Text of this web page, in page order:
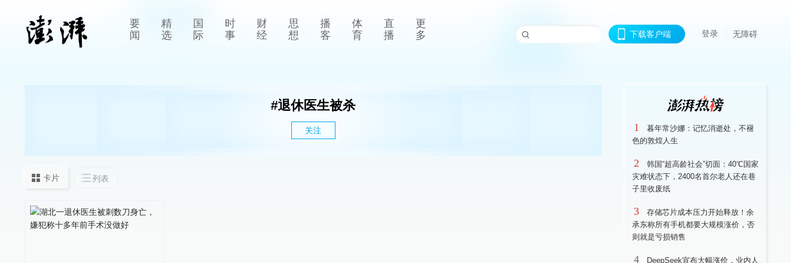
要
闻
精
选
国
际
时
事
财
经
思
想
播
客
体
育
直
播
更
多
下载客户端 登录 无障碍
#退休医生被杀
关注
卡片 列表
1
暮年常沙娜：记忆消逝处，不褪
色的敦煌人生
2
韩国“超高龄社会”切面：40℃国家
灾难状态下，2400名首尔老人还在巷
子里收废纸
3
存储芯片成本压力开始释放！余
承东称所有手机都要大规模涨价，否
则就是亏损销售
4
DeepSeek宣布大幅涨价，业内人